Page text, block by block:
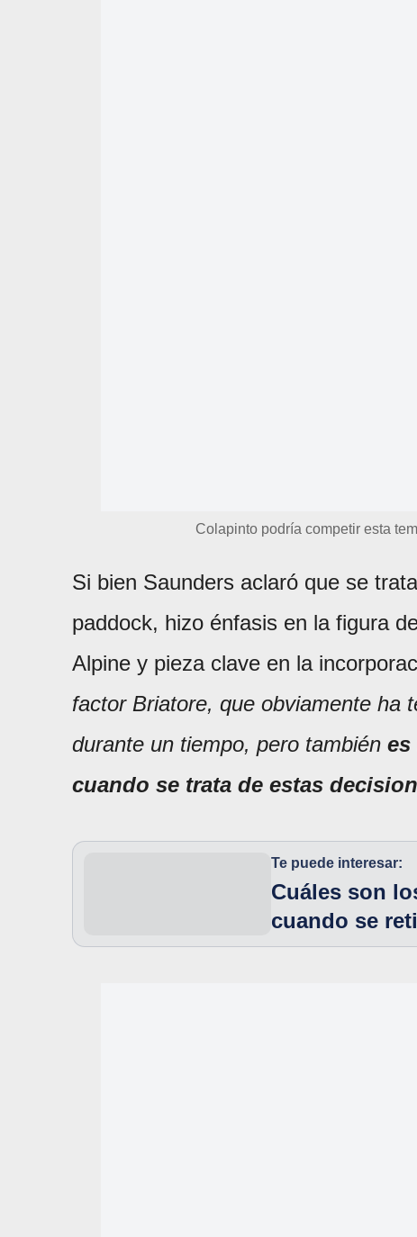
Colapinto podría competir esta
Si bien Saunders aclaró que se
paddock, hizo énfasis en la figura
Alpine y pieza clave en la
factor Briatore, que obviamente ha
durante un tiempo, pero también es
cuando se trata de estas
Te puede interesar:
Cuáles son
cuando se